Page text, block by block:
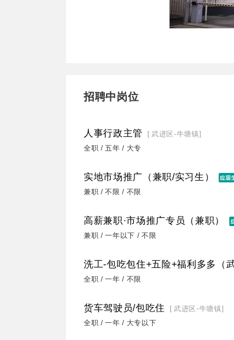
招聘中岗位
人事行政主管
[ 武进区-牛塘镇]
全职 / 五年 / 大专
实地市场推广（兼职/实习生）
兼职 / 不限 / 不限
高薪兼职·市场推广专员（兼职）
兼职 / 一年以下 / 不限
洗工-包吃包住+五险+福利多多（
全职 / 一年 / 不限
货车驾驶员/包吃住
[ 武进区-牛塘镇]
全职 / 一年 / 大专以下